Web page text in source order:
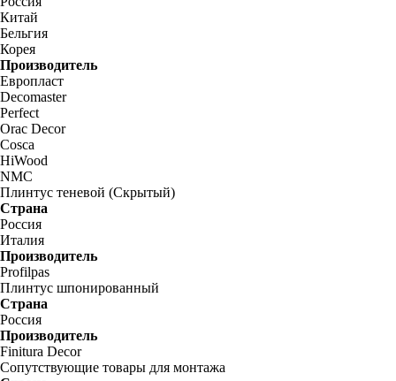
Китай
Бельгия
Корея
Производитель
Европласт
Decomaster
Perfect
Orac Decor
Cosca
HiWood
NMC
Плинтус теневой (Скрытый)
Страна
Россия
Италия
Производитель
Profilpas
Плинтус шпонированный
Страна
Россия
Производитель
Finitura Decor
Сопутствующие товары для монтажа